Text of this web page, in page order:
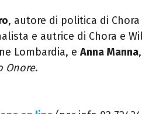
, autore di politica di
e autrice di Chora e
Lombardia, e Anna Manna
Onore.